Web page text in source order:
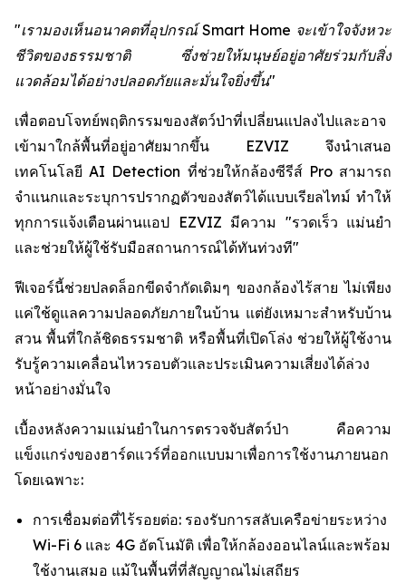
"เรามองเห็นอนาคตที่อุปกรณ์ Smart Home จะเข้าใจจังหวะ
ชีวิตของธรรมชาติ ซึ่งช่วยให้มนุษย์อยู่อาศัยร่วมกับสิ่ง
แวดล้อมได้อย่างปลอดภัยและมั่นใจยิ่งขึ้น"
เพื่อตอบโจทย์พฤติกรรมของสัตว์ป่าที่เปลี่ยนแปลงไปและอาจ
เข้ามาใกล้พื้นที่อยู่อาศัยมากขึ้น EZVIZ จึงนำเสนอ
เทคโนโลยี AI Detection ที่ช่วยให้กล้องซีรีส์ Pro สามารถ
จำแนกและระบุการปรากฏตัวของสัตว์ได้แบบเรียลไทม์ ทำให้
ทุกการแจ้งเตือนผ่านแอป EZVIZ มีความ "รวดเร็ว แม่นยำ
และช่วยให้ผู้ใช้รับมือสถานการณ์ได้ทันท่วงที"
ฟีเจอร์นี้ช่วยปลดล็อกขีดจำกัดเดิมๆ ของกล้องไร้สาย ไม่เพียง
แค่ใช้ดูแลความปลอดภัยภายในบ้าน แต่ยังเหมาะสำหรับบ้าน
สวน พื้นที่ใกล้ชิดธรรมชาติ หรือพื้นที่เปิดโล่ง ช่วยให้ผู้ใช้งาน
รับรู้ความเคลื่อนไหวรอบตัวและประเมินความเสี่ยงได้ล่วง
หน้าอย่างมั่นใจ
เบื้องหลังความแม่นยำในการตรวจจับสัตว์ป่า คือความ
แข็งแกร่งของฮาร์ดแวร์ที่ออกแบบมาเพื่อการใช้งานภายนอก
โดยเฉพาะ:
การเชื่อมต่อที่ไร้รอยต่อ: รองรับการสลับเครือข่ายระหว่าง
Wi-Fi 6 และ 4G อัตโนมัติ เพื่อให้กล้องออนไลน์และพร้อม
ใช้งานเสมอ แม้ในพื้นที่ที่สัญญาณไม่เสถียร